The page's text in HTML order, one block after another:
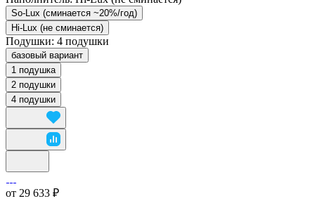
So-Lux (cминается ~20%/год)
Hi-Lux (не сминается)
Подушки: 4 подушки
базовый вариант
1 подушка
2 подушки
4 подушки
от 29 633 ₽